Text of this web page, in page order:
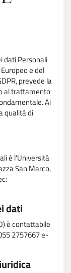
dati Personali
e del
prevede la
al trattamento
Ai
qualità di
è l'Università
San Marco,
dati
è contattabile
2757667 e-